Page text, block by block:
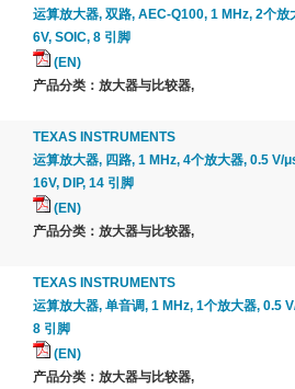
运算放大器, 双路, AEC-Q100, 1 MHz, 2个放
6V, SOIC, 8 引脚
(EN)
产品分类：放大器与比较器,
TEXAS INSTRUMENTS
运算放大器, 四路, 1 MHz, 4个放大器, 0.5 V/
16V, DIP, 14 引脚
(EN)
产品分类：放大器与比较器,
TEXAS INSTRUMENTS
运算放大器, 单音调, 1 MHz, 1个放大器, 0.5
8 引脚
(EN)
产品分类：放大器与比较器,